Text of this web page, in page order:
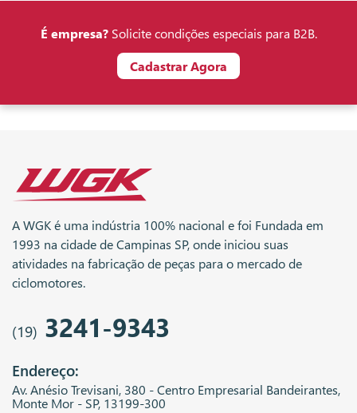
É empresa?Solicite condições especiais para B2B.
Cadastrar Agora
A WGK é uma indústria 100% nacional e foi Fundada em
1993 na cidade de Campinas SP, onde iniciou suas
atividades na fabricação de peças para o mercado de
ciclomotores.
(19) 3241-9343
Endereço:
Av. Anésio Trevisani, 380 - Centro Empresarial Bandeirantes,
Monte Mor - SP, 13199-300